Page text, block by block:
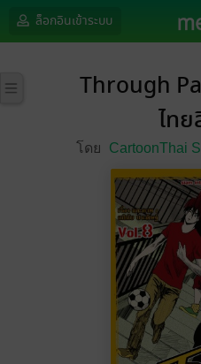
ล็อกอินเข้าระบบ
Through
ไท
โดย CartoonThai